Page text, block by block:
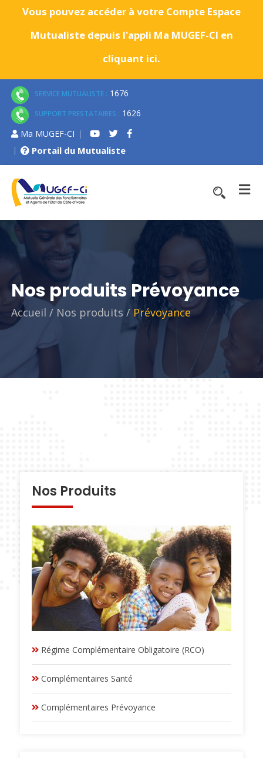
Vous pouvez accéder à votre Compte Espace
Mutualiste depuis l'appli Ma MUGEF-CI en
cliquant ici.
SERVICE MUTUALISTE : 1676
SUPPORT PRESTATAIRES : 1626
Ma MUGEF-CI
Portail du Mutualiste
Nos produits Prévoyance
Accueil / Nos produits /Prévoyance
Nos Produits
Régime Complémentaire Obligatoire (RCO)
Complémentaires Santé
Complémentaires Prévoyance